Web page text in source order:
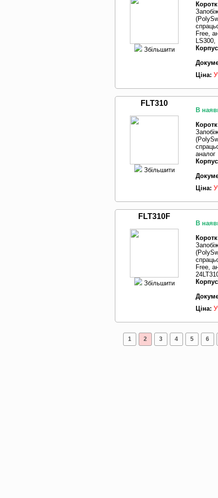
Збільшити
Free,
LS300,
Ціна:
FLT310
Збільшити
В
аналог
Ціна:
FLT310F
Збільшити
В
Free,
Ціна:
1 2 3 4 5 6